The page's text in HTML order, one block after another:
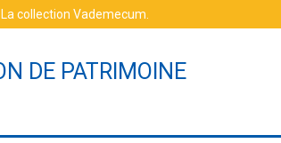
La collection Vademecum
DE PATRIMOINE